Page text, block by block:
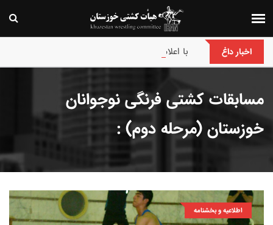
اخبار داغ با اعلام هیئت کشتی خوزستان :
مسابقات کشتی فرنگی نوجوانان
خوزستان (مرحله دوم) :
اطلاعیه و بخشنامه